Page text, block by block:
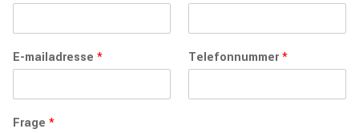
E-mailadresse * Telefonnummer*
Frage *